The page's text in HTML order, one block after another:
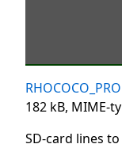
182 kB, MIME-
SD-card lines